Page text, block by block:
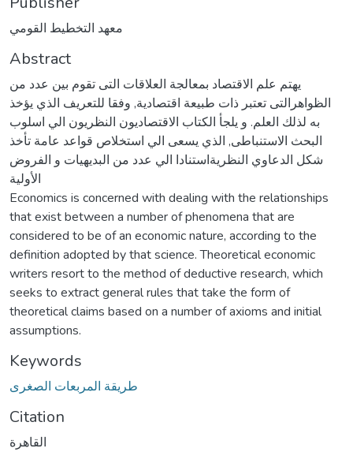
معهد التخطيط القومي
Abstract
يهتم علم الاقتصاد بمعالجة العلاقات التى تقوم بين عدد من
الظواهرالتى تعتبر ذات طبيعة اقتصادية, وفقا للتعريف الذي يؤخذ
به لذلك العلم. و يلجأ الكتاب الاقتصاديون النظريون الي اسلوب
البحث الاستنباطى, الذي يسعى الي استخلاص قواعد عامة تأخذ
شكل الدعاوي النظريةاستنادا الي عدد من البديهيات و الفروض
الأولية
Economics is concerned with dealing with the relationships
that exist between a number of phenomena that are
considered to be of an economic nature, according to the
definition adopted by that science. Theoretical economic
writers resort to the method of deductive research, which
seeks to extract general rules that take the form of
theoretical claims based on a number of axioms and initial
assumptions.
Keywords
طريقة المربعات الصغرى
Citation
القاهرة